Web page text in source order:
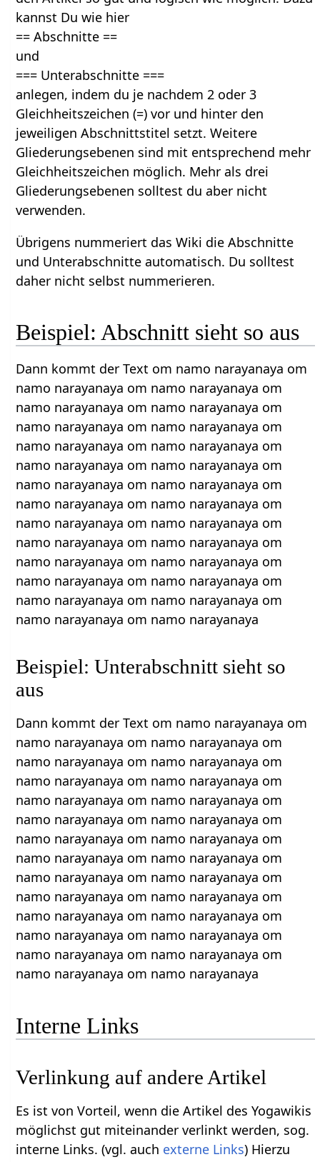
kannst Du wie hier
== Abschnitte ==
und
=== Unterabschnitte ===
anlegen, indem du je nachdem 2 oder 3
Gleichheitszeichen (=) vor und hinter den
jeweiligen Abschnittstitel setzt. Weitere
Gliederungsebenen sind mit entsprechend mehr
Gleichheitszeichen möglich. Mehr als drei
Gliederungsebenen solltest du aber nicht
verwenden.
Übrigens nummeriert das Wiki die Abschnitte
und Unterabschnitte automatisch. Du solltest
daher nicht selbst nummerieren.
Beispiel: Abschnitt sieht so aus
Dann kommt der Text om namo narayanaya om
namo narayanaya om namo narayanaya om
namo narayanaya om namo narayanaya om
namo narayanaya om namo narayanaya om
namo narayanaya om namo narayanaya om
namo narayanaya om namo narayanaya om
namo narayanaya om namo narayanaya om
namo narayanaya om namo narayanaya om
namo narayanaya om namo narayanaya om
namo narayanaya om namo narayanaya om
namo narayanaya om namo narayanaya om
namo narayanaya om namo narayanaya om
namo narayanaya om namo narayanaya om
namo narayanaya om namo narayanaya
Beispiel: Unterabschnitt sieht so
aus
Dann kommt der Text om namo narayanaya om
namo narayanaya om namo narayanaya om
namo narayanaya om namo narayanaya om
namo narayanaya om namo narayanaya om
namo narayanaya om namo narayanaya om
namo narayanaya om namo narayanaya om
namo narayanaya om namo narayanaya om
namo narayanaya om namo narayanaya om
namo narayanaya om namo narayanaya om
namo narayanaya om namo narayanaya om
namo narayanaya om namo narayanaya om
namo narayanaya om namo narayanaya om
namo narayanaya om namo narayanaya om
namo narayanaya om namo narayanaya
Interne Links
Verlinkung auf andere Artikel
Es ist von Vorteil, wenn die Artikel des Yogawikis
möglichst gut miteinander verlinkt werden, sog.
interne Links. (vgl. auch externe Links) Hierzu